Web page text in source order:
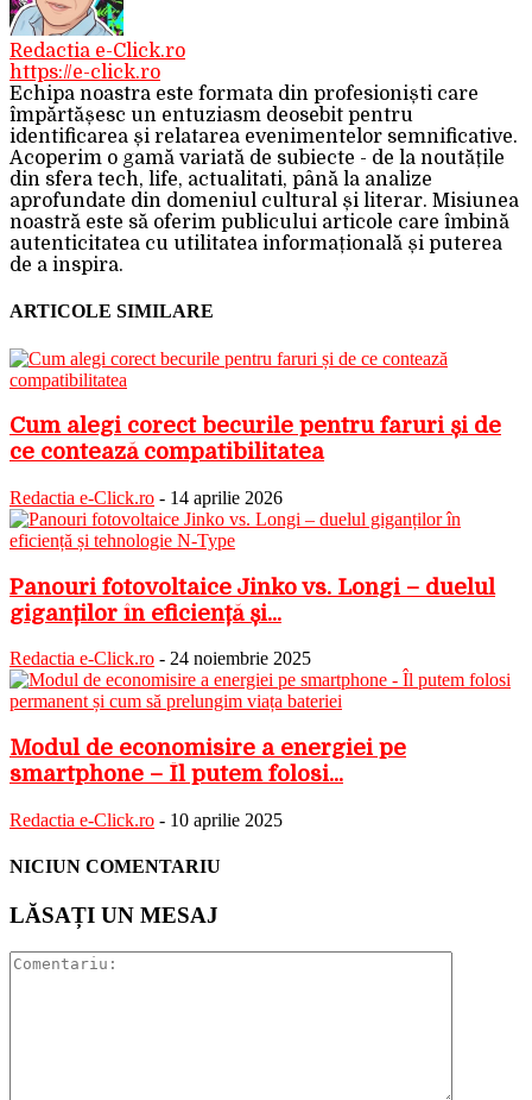
Redactia e-Click.ro
https://e-click.ro
Echipa noastra este formata din profesioniști care
împărtășesc un entuziasm deosebit pentru
identificarea și relatarea evenimentelor semnificative.
Acoperim o gamă variată de subiecte - de la noutățile
din sfera tech, life, actualitati, până la analize
aprofundate din domeniul cultural și literar. Misiunea
noastră este să oferim publicului articole care îmbină
autenticitatea cu utilitatea informațională și puterea
de a inspira.
ARTICOLE SIMILARE
Cum alegi corect becurile pentru faruri și de
ce contează compatibilitatea
Redactia e-Click.ro - 14 aprilie 2026
Panouri fotovoltaice Jinko vs. Longi – duelul
giganților în eficiență și...
Redactia e-Click.ro - 24 noiembrie 2025
Modul de economisire a energiei pe
smartphone – Îl putem folosi...
Redactia e-Click.ro - 10 aprilie 2025
NICIUN COMENTARIU
LĂSAȚI UN MESAJ